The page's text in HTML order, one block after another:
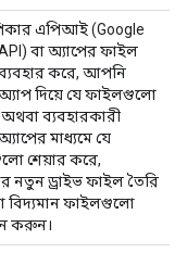
এপিআই (Google
বা অ্যাপের ফাইল
করে, আপনি
দিয়ে যে ফাইলগুলো
ব্যবহারকারী
মাধ্যমে যে
শেয়ার করে,
নতুন ড্রাইভ ফাইল তৈরি
বিদ্যমান ফাইলগুলো
করুন।